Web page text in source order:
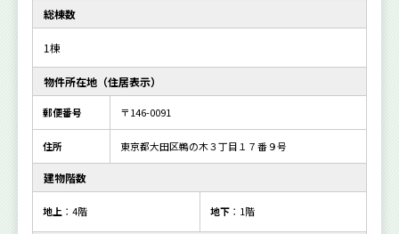
総棟数
1棟
物件所在地（住居表示）
郵便番号 〒146-0091
住所 東京都大田区鵜の木３丁目１７番９号
建物階数
地上 ：4階 地下：1階